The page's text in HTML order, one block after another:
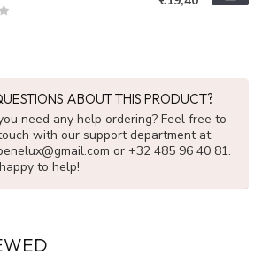
ABOUT THIS PRODUCT?
need any help ordering? Feel free to
with our support department at
or +32 485 96 40 81.
to help!